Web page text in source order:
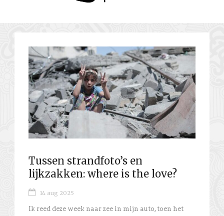
Tussen strandfoto’s en
lijkzakken: where is the love?
14 aug 2025
Ik reed deze week naar zee in mijn auto, toen het